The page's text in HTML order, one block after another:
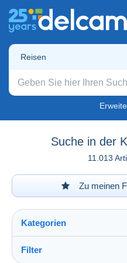
Reisen
Suche in der
11.013
Zu meinen
Kategorien
Filter